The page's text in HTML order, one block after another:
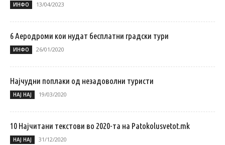
ИНФО 13/04/2023
6 Аеродроми кои нудат бесплатни градски тури
ИНФО 26/01/2020
Најчудни поплаки од незадоволни туристи
НАЈ НАЈ 19/03/2020
10 Најчитани текстови во 2020-та на Patokolusvetot.mk
НАЈ НАЈ 31/12/2020